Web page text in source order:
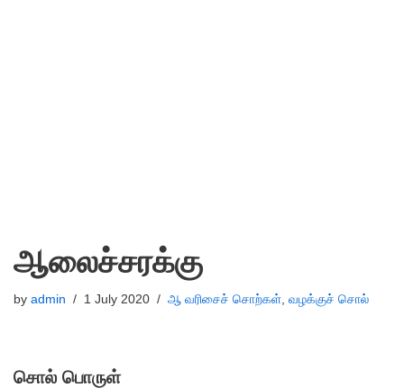
ஆலைச்சரக்கு
by admin 1 July 2020 ஆ வரிசைச் சொற்கள், வழக்குச் சொல்
சொல் பொருள்